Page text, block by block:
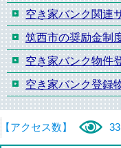
空き家バンク関連
筑西市の奨励金制
空き家バンク物件
空き家バンク登録
【アクセス数】